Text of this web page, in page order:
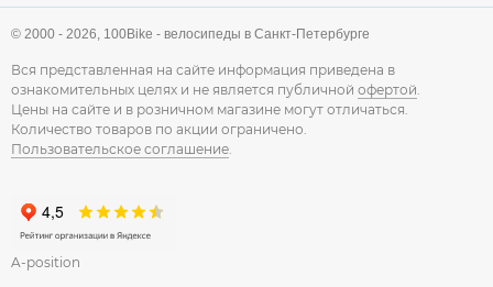
© 2000 - 2026, 100Bike - велосипеды в Санкт-Петербурге
Вся представленная на сайте информация приведена в
ознакомительных целях и не является публичной офертой.
Цены на сайте и в розничном магазине могут отличаться.
Количество товаров по акции ограничено.
Пользовательское соглашение.
A-position